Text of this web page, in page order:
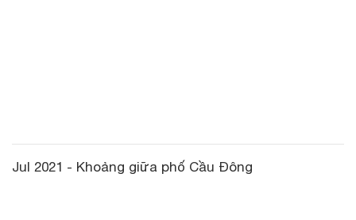
Jul 2021 - Khoảng giữa phố Cầu Đông